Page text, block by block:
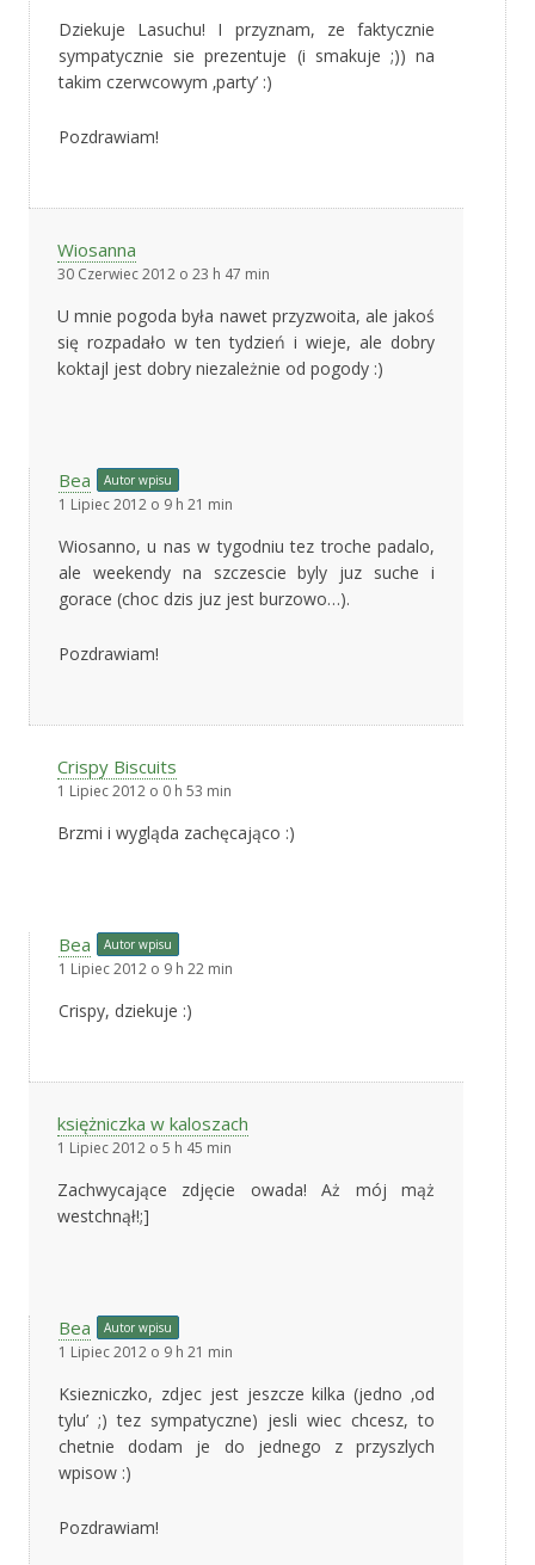
Dziekuje Lasuchu! I przyznam, ze faktycznie
sympatycznie sie prezentuje (i smakuje ;)) na
takim czerwcowym ‚party’ :)
Pozdrawiam!
Wiosanna
30 Czerwiec 2012 o 23 h 47 min
U mnie pogoda była nawet przyzwoita, ale jakoś
się rozpadało w ten tydzień i wieje, ale dobry
koktajl jest dobry niezależnie od pogody :)
Bea Autor wpisu
1 Lipiec 2012 o 9 h 21 min
Wiosanno, u nas w tygodniu tez troche padalo,
ale weekendy na szczescie byly juz suche i
gorace (choc dzis juz jest burzowo…).
Pozdrawiam!
Crispy Biscuits
1 Lipiec 2012 o 0 h 53 min
Brzmi i wygląda zachęcająco :)
Bea Autor wpisu
1 Lipiec 2012 o 9 h 22 min
Crispy, dziekuje :)
księżniczka w kaloszach
1 Lipiec 2012 o 5 h 45 min
Zachwycające zdjęcie owada! Aż mój mąż
westchnął!;]
Bea Autor wpisu
1 Lipiec 2012 o 9 h 21 min
Ksiezniczko, zdjec jest jeszcze kilka (jedno ‚od
tylu’ ;) tez sympatyczne) jesli wiec chcesz, to
chetnie dodam je do jednego z przyszlych
wpisow :)
Pozdrawiam!